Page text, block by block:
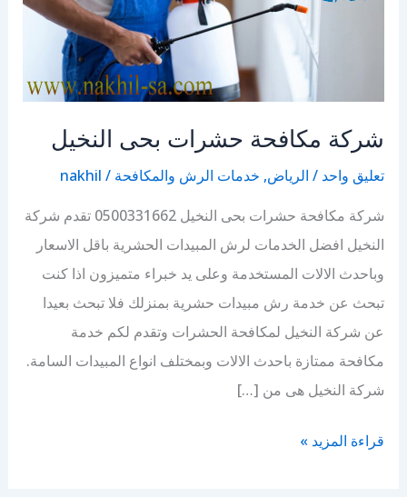
شركة مكافحة حشرات بحى النخيل
تعليق واحد / الرياض, خدمات الرش والمكافحة /
nakhil
شركة مكافحة حشرات بحى النخيل 0500331662 تقدم شركة
النخيل افضل الخدمات لرش المبيدات الحشرية باقل الاسعار
وباحدث الالات المستخدمة وعلى يد خبراء متميزون اذا كنت
تبحث عن خدمة رش مبيدات حشرية بمنزلك فلا تبحث بعيدا
عن شركة النخيل لمكافحة الحشرات وتقدم لكم خدمة
مكافحة ممتازة باحدث الالات وبمختلف انواع المبيدات السامة.
شركة النخيل هى من […]
شركة
قراءة المزيد »